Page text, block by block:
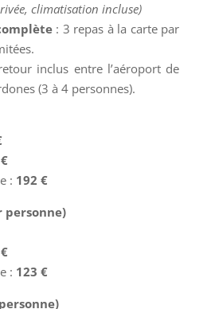
climatisation incluse)
: 3 repas à la carte par
inclus entre l’aéroport de
(3 à 4 personnes).
: 192 €
personne)
: 123 €